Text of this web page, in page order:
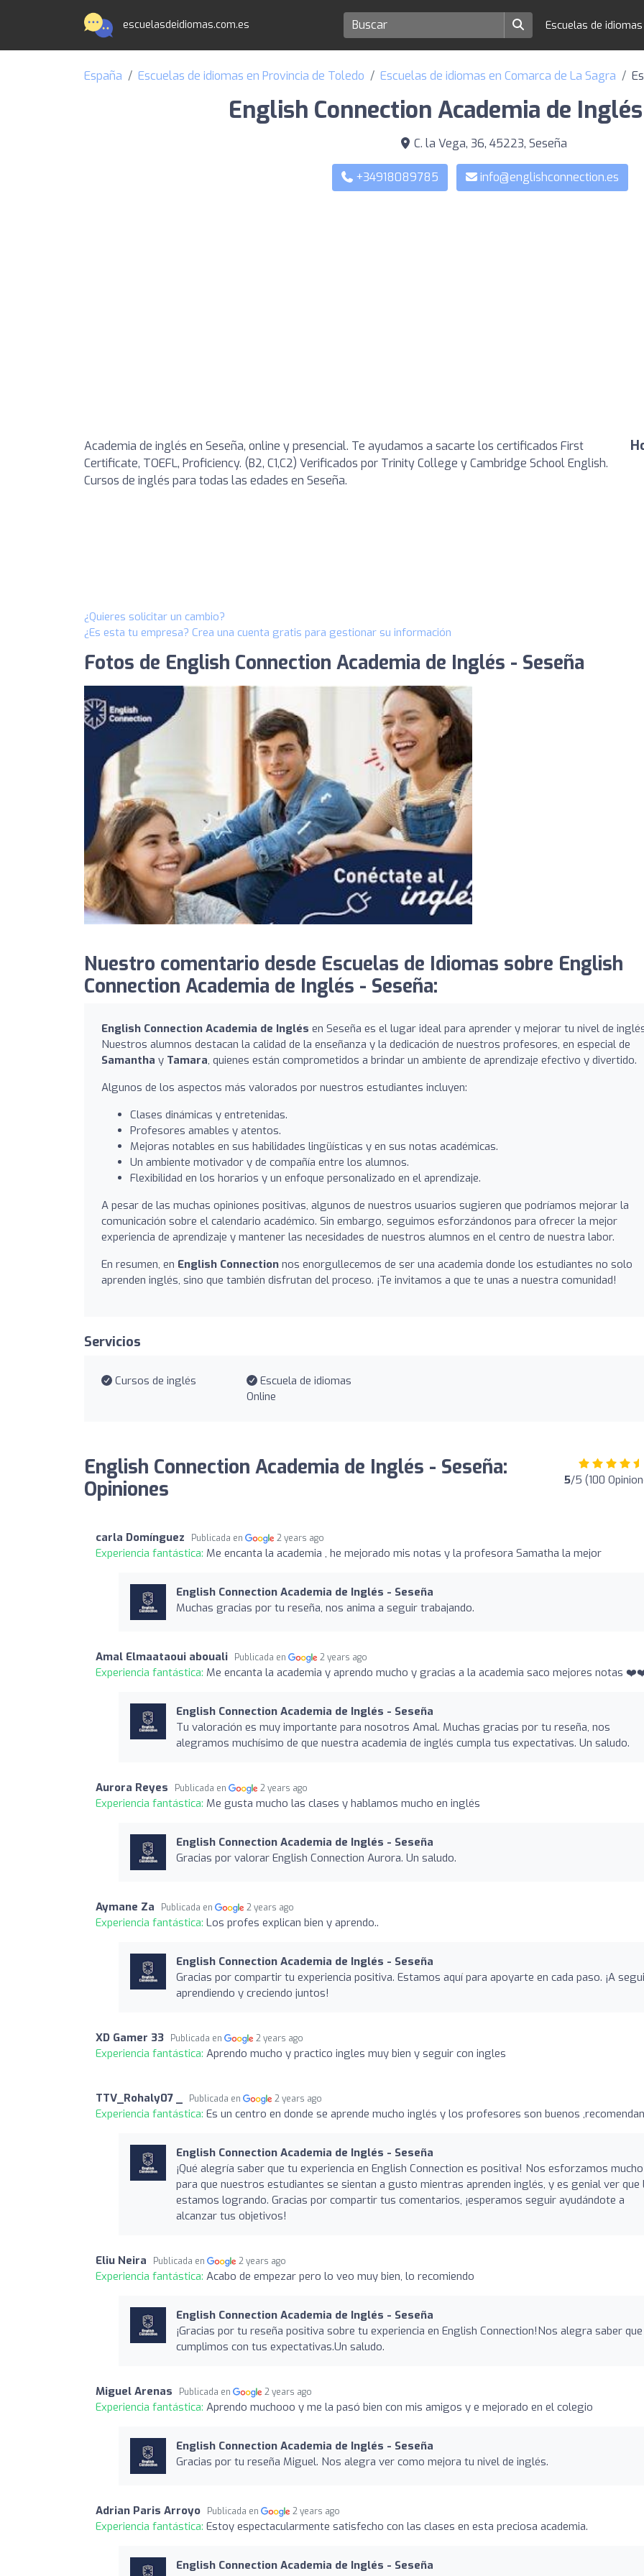
escuelasdeidiomas.com.es Escuelas de
España Escuelas de idiomas en Provincia de Toledo Escuelas de idiomas en Comarca de La Sagra
English Connection Academia de
C. la Vega, 36, 45223, Seseña
+34918089785 info@englishconnection.es
Academia de inglés en Seseña, online y presencial. Te ayudamos a sacarte los certificados First
Certificate, TOEFL, Proficiency. (B2, C1,C2) Verificados por Trinity College y Cambridge School English.
Cursos de inglés para todas las edades en Seseña.
¿Quieres solicitar un cambio?
¿Es esta tu empresa? Crea una cuenta gratis para gestionar su información
Fotos de English Connection Academia de Inglés - Seseña
Nuestro comentario desde Escuelas de Idiomas sobre English
Connection Academia de Inglés - Seseña:
English Connection Academia de Inglés en Seseña es el lugar ideal para aprender y mejorar tu nivel de
Nuestros alumnos destacan la calidad de la enseñanza y la dedicación de nuestros profesores, en especial de
Samantha y Tamara, quienes están comprometidos a brindar un ambiente de aprendizaje efectivo y divertido.
Algunos de los aspectos más valorados por nuestros estudiantes incluyen:
Clases dinámicas y entretenidas.
Profesores amables y atentos.
Mejoras notables en sus habilidades lingüísticas y en sus notas académicas.
Un ambiente motivador y de compañía entre los alumnos.
Flexibilidad en los horarios y un enfoque personalizado en el aprendizaje.
A pesar de las muchas opiniones positivas, algunos de nuestros usuarios sugieren que podríamos mejorar la
comunicación sobre el calendario académico. Sin embargo, seguimos esforzándonos para ofrecer la mejor
experiencia de aprendizaje y mantener las necesidades de nuestros alumnos en el centro de nuestra labor.
En resumen, en English Connection nos enorgullecemos de ser una academia donde los estudiantes no solo
aprenden inglés, sino que también disfrutan del proceso. ¡Te invitamos a que te unas a nuestra comunidad!
Servicios
Cursos de inglés
Escuela de idiomas
Online
English Connection Academia de Inglés - Seseña:
Opiniones
5/5 (100
carla Domínguez Publicada en 2 years ago
Experiencia fantástica: Me encanta la academia , he mejorado mis notas y la profesora Samatha la mejor
English Connection Academia de Inglés - Seseña
Muchas gracias por tu reseña, nos anima a seguir trabajando.
Amal Elmaataoui abouali Publicada en 2 years ago
Experiencia fantástica: Me encanta la academia y aprendo mucho y gracias a la academia saco mejores notas
English Connection Academia de Inglés - Seseña
Tu valoración es muy importante para nosotros Amal. Muchas gracias por tu reseña, nos
alegramos muchísimo de que nuestra academia de inglés cumpla tus expectativas. Un saludo.
Aurora Reyes Publicada en 2 years ago
Experiencia fantástica: Me gusta mucho las clases y hablamos mucho en inglés
English Connection Academia de Inglés - Seseña
Gracias por valorar English Connection Aurora. Un saludo.
Aymane Za Publicada en 2 years ago
Experiencia fantástica: Los profes explican bien y aprendo..
English Connection Academia de Inglés - Seseña
Gracias por compartir tu experiencia positiva. Estamos aquí para apoyarte en cada paso. ¡A
aprendiendo y creciendo juntos!
XD Gamer 33 Publicada en 2 years ago
Experiencia fantástica: Aprendo mucho y practico ingles muy bien y seguir con ingles
TTV_Rohaly07 _ Publicada en 2 years ago
Experiencia fantástica: Es un centro en donde se aprende mucho inglés y los profesores son buenos
English Connection Academia de Inglés - Seseña
¡Qué alegría saber que tu experiencia en English Connection es positiva! Nos esforzamos mucho
para que nuestros estudiantes se sientan a gusto mientras aprenden inglés, y es genial ver que
estamos logrando. Gracias por compartir tus comentarios, ¡esperamos seguir ayudándote a
alcanzar tus objetivos!
Eliu Neira Publicada en 2 years ago
Experiencia fantástica: Acabo de empezar pero lo veo muy bien, lo recomiendo
English Connection Academia de Inglés - Seseña
¡Gracias por tu reseña positiva sobre tu experiencia en English Connection!Nos alegra saber que
cumplimos con tus expectativas.Un saludo.
Miguel Arenas Publicada en 2 years ago
Experiencia fantástica: Aprendo muchooo y me la pasó bien con mis amigos y e mejorado en el colegio
English Connection Academia de Inglés - Seseña
Gracias por tu reseña Miguel. Nos alegra ver como mejora tu nivel de inglés.
Adrian Paris Arroyo Publicada en 2 years ago
Experiencia fantástica: Estoy espectacularmente satisfecho con las clases en esta preciosa academia.
English Connection Academia de Inglés - Seseña